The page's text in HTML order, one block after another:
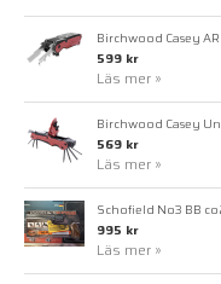
Birchwood Casey
599 kr
Läs mer »
Birchwood Casey
569 kr
Läs mer »
Schofield No3 BB
995 kr
Läs mer »